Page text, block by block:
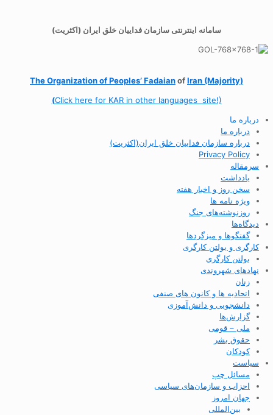
سامانه اینترنتی سازمان فداییان خلق ایران (اکثریت)
The Organization ofPeoples’ FadaianofIran (Majority)
(Click here for KAR in other languages site!)
درباره ما
درباره ما
درباره سازمان فداییان خلق ایران(اکثریت)
Privacy Policy
سرمقاله
یادداشت
سخن روز و اخبار هفته
ویژه نامه ها
روزنوشته‌های جنگ
دیدگاه‌ها
گفتگوها و میزگردها
کارگری و بولتن کارگری
بولتن کارگری
نهادهای شهروندی
زنان
اتحادیه ها و کانون های صنفی
دانشجویی و دانش‌آموزی
گزارش‌ها
ملی – قومی
حقوق بشر
کودکان
سیاست
مسائل چپ
احزاب و سازمان‌های سیاسی
جهان امروز
بین‌المللی